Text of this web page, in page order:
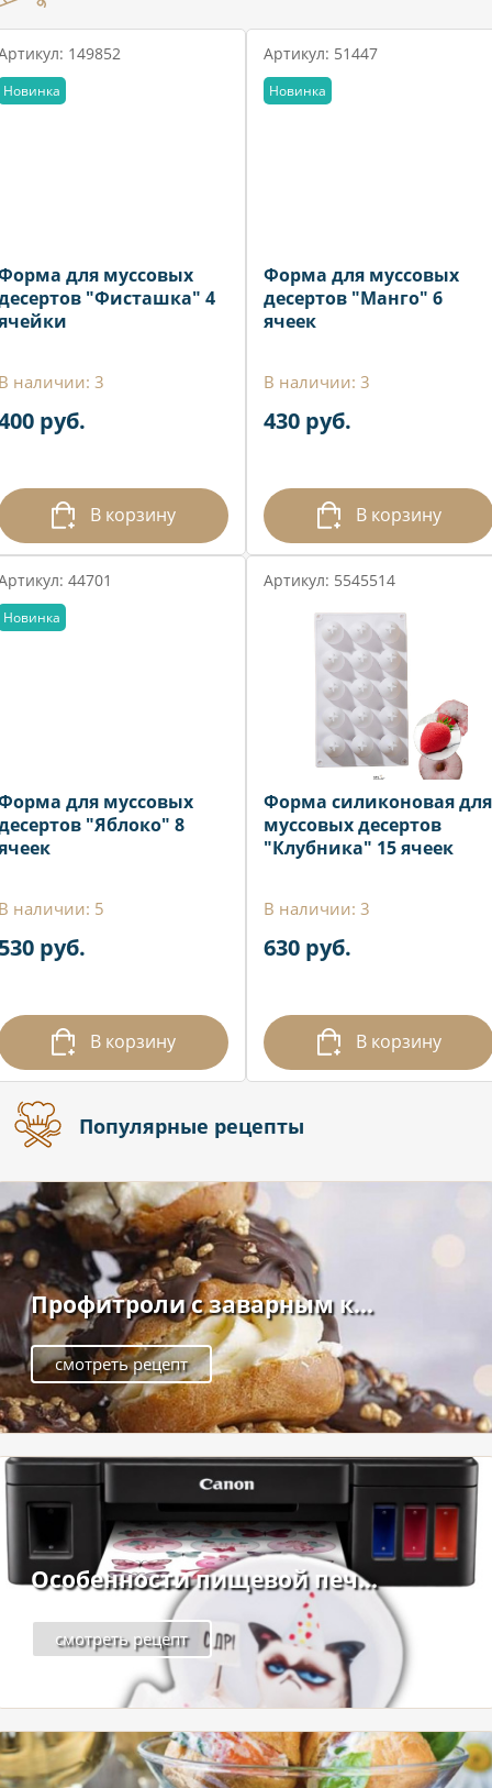
149852
Новинка
для муссовых
"Фисташка" 4
наличии: 3
руб.
В корзину
Артикул: 51447
Новинка
Форма для муссовых
десертов "Манго" 6
ячеек
В наличии: 3
430 руб.
В корзину
44701
Новинка
для муссовых
"Яблоко" 8
наличии: 5
руб.
В корзину
Артикул: 5545514
Форма силиконовая для
муссовых десертов
"Клубника" 15 ячеек
В наличии: 3
630 руб.
В корзину
Популярные рецепты
Профитроли с заварным к...
смотреть рецепт
Особенности пищевой печ...
смотреть рецепт